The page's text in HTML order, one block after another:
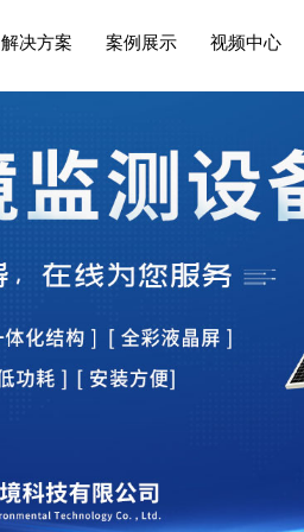
解决方案 案例展示 视频中心